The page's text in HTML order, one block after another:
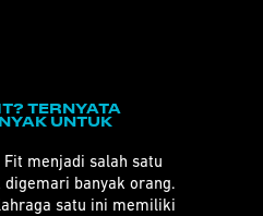
TERNYATA
UNTUK
menjadi salah satu
digemari banyak orang.
satu ini memiliki